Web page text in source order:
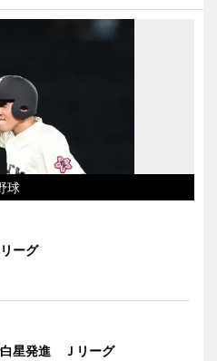
球
ーグ
白星発進 Ｊリーグ